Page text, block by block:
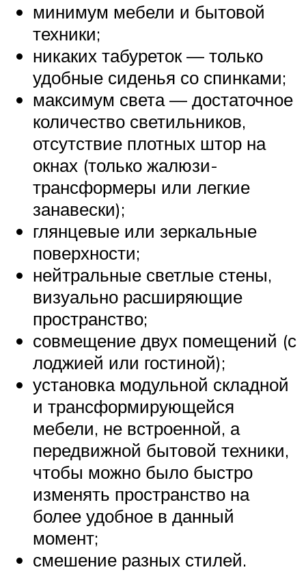
минимум мебели и бытовой
техники;
никаких табуреток — только
удобные сиденья со спинками;
максимум света — достаточное
количество светильников,
отсутствие плотных штор на
окнах (только жалюзи-
трансформеры или легкие
занавески);
глянцевые или зеркальные
поверхности;
нейтральные светлые стены,
визуально расширяющие
пространство;
совмещение двух помещений (с
лоджией или гостиной);
установка модульной складной
и трансформирующейся
мебели, не встроенной, а
передвижной бытовой техники,
чтобы можно было быстро
изменять пространство на
более удобное в данный
момент;
смешение разных стилей.